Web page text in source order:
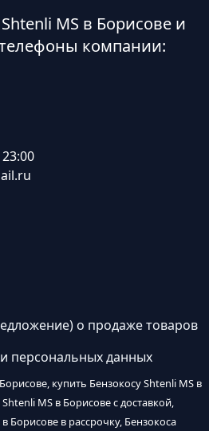
MS в Борисове и
компании:
о продаже товаров
персональных данных
купить Бензокосу Shtenli MS в
MS в Борисове с доставкой,
Борисове в рассрочку, Бензокоса